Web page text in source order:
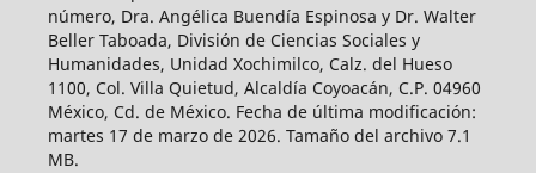
número, Dra. Angélica Buendía Espinosa y Dr. Walter
Beller Taboada, División de Ciencias Sociales y
Humanidades, Unidad Xochimilco, Calz. del Hueso
1100, Col. Villa Quietud, Alcaldía Coyoacán, C.P. 04960
México, Cd. de México. Fecha de última modificación:
martes 17 de marzo de 2026. Tamaño del archivo 7.1
MB.